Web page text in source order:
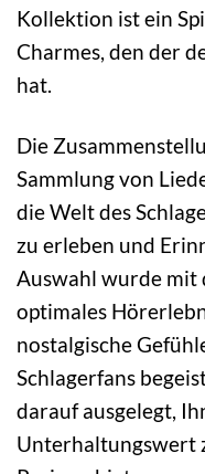
Kollektion ist ein
Charmes, den der
hat.
Die
Sammlung von
die Welt des
zu erleben und
Auswahl wurde mit
optimales
nostalgische
Schlagerfans
darauf ausgelegt,
Unterhaltungswert